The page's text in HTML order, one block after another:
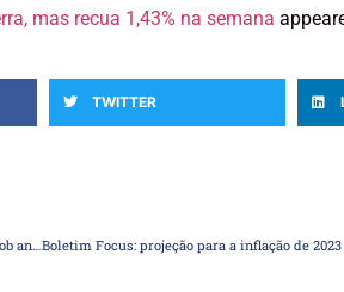
mas recua 1,43% na semana
TWITTER
Moedas globais: cautela apoia dólar e iene, com postura do Fed sob análise